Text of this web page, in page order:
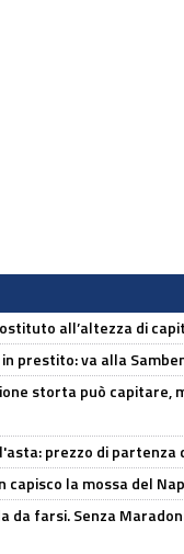
all’altezza di
in prestito: va alla
storta può capitare,
prezzo di partenza
capisco la mossa del
da farsi. Senza